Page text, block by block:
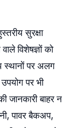
सुरक्षा
विशेषज्ञों को
स्थानों पर अलग
पर भी
जानकारी बाहर न
पावर बैकअप,